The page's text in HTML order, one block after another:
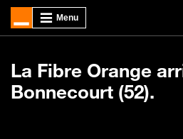
La Fibre Orange
Bonnecourt (52).